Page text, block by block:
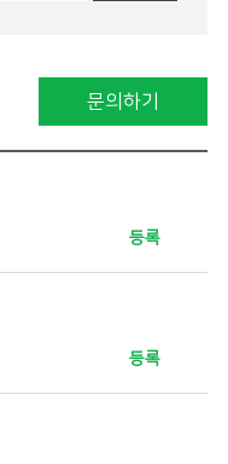
문의하기
등록
등록